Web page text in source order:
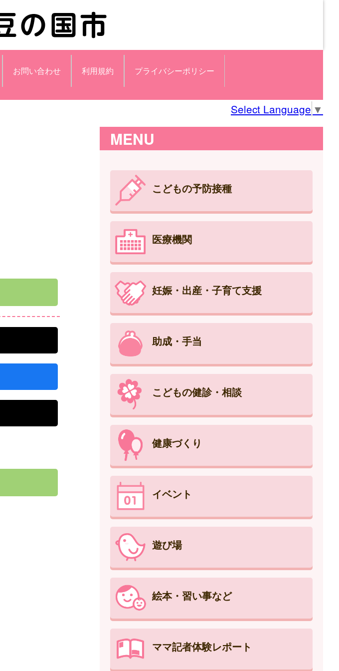
お問い合わせ 利用規約 プライバシーポリシー
Select Language ▼
MENU
こどもの予防接種
医療機関
妊娠・出産・子育て支援
助成・手当
こどもの健診・相談
健康づくり
イベント
遊び場
絵本・習い事など
ママ記者体験レポート